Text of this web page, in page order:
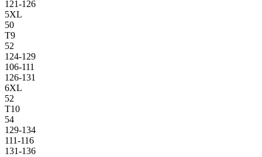
121-126
5XL
50
T9
52
124-129
106-111
126-131
6XL
52
T10
54
129-134
111-116
131-136